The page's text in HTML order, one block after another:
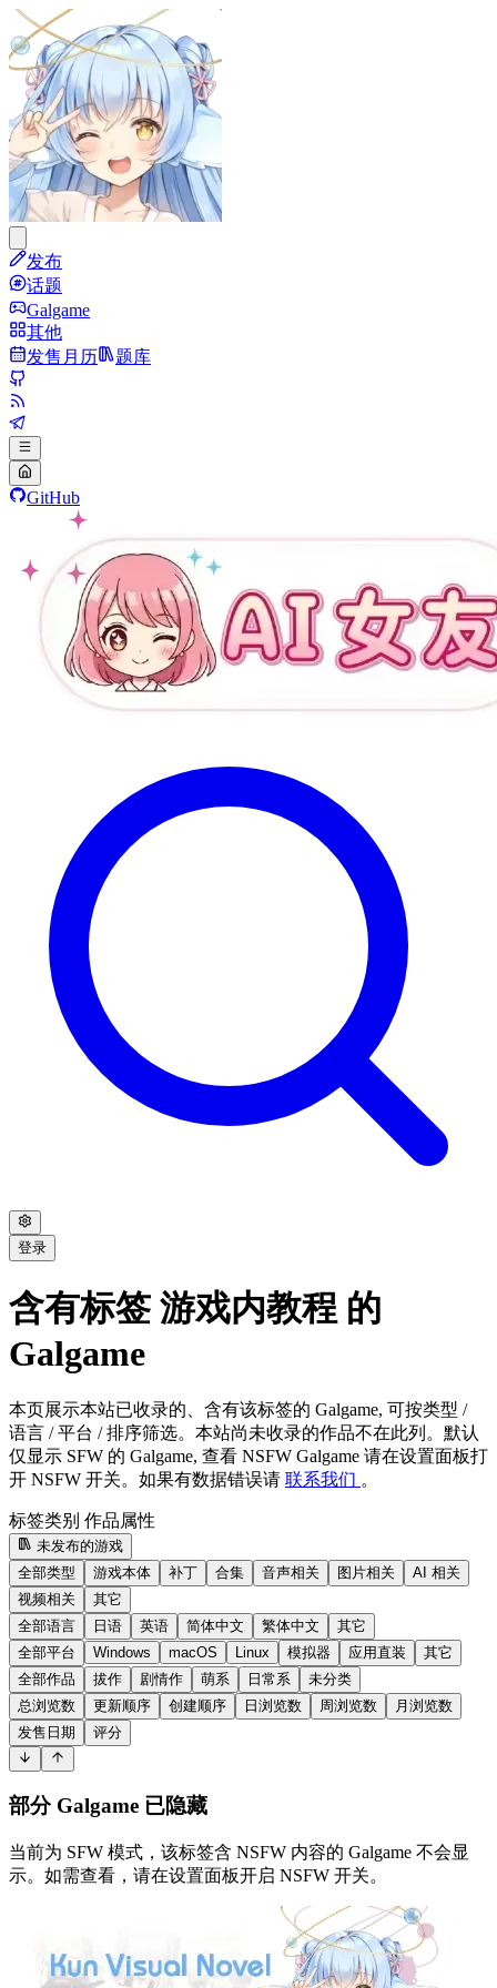
发布
话题
Galgame
其他
发售月历
题库
GitHub
登录
含有标签 游戏内教程 的
Galgame
本页展示本站已收录的、含有该标签的 Galgame, 可按类型 /
语言 / 平台 / 排序筛选。本站尚未收录的作品不在此列。默认
仅显示 SFW 的 Galgame, 查看 NSFW Galgame 请在设置面板打
开 NSFW 开关。如果有数据错误请 联系我们 。
标签类别 作品属性
未发布的游戏
全部类型
游戏本体 补丁 合集 音声相关 图片相关
AI 相关
视频相关
其它
全部语言
日语 英语 简体中文 繁体中文
其它
全部平台
Windows macOS Linux 模拟器 应用直装
其它
全部作品
拔作 剧情作 萌系 日常系
未分类
总浏览数
更新顺序 创建顺序 日浏览数 周浏览数
月浏览数
发售日期
评分
部分 Galgame 已隐藏
当前为 SFW 模式，该标签含 NSFW 内容的 Galgame 不会显
示。如需查看，请在设置面板开启 NSFW 开关。